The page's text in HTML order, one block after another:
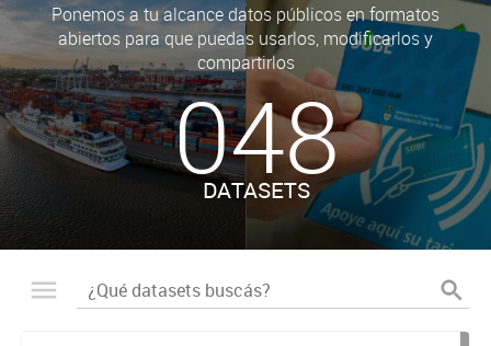
Ponemos a tu alcance datos públicos en formatos
abiertos para que puedas usarlos, modificarlos y
compartirlos
048
DATASETS